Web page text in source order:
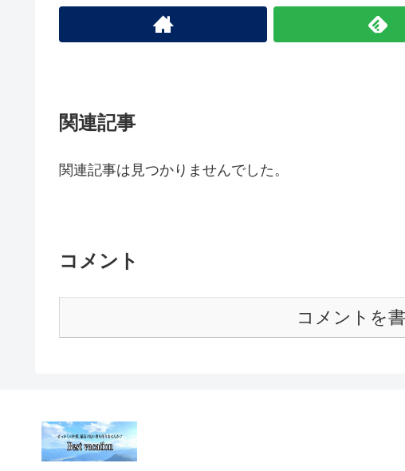
関連記事
関連記事は見つかりませんでした。
コメント
コメントを